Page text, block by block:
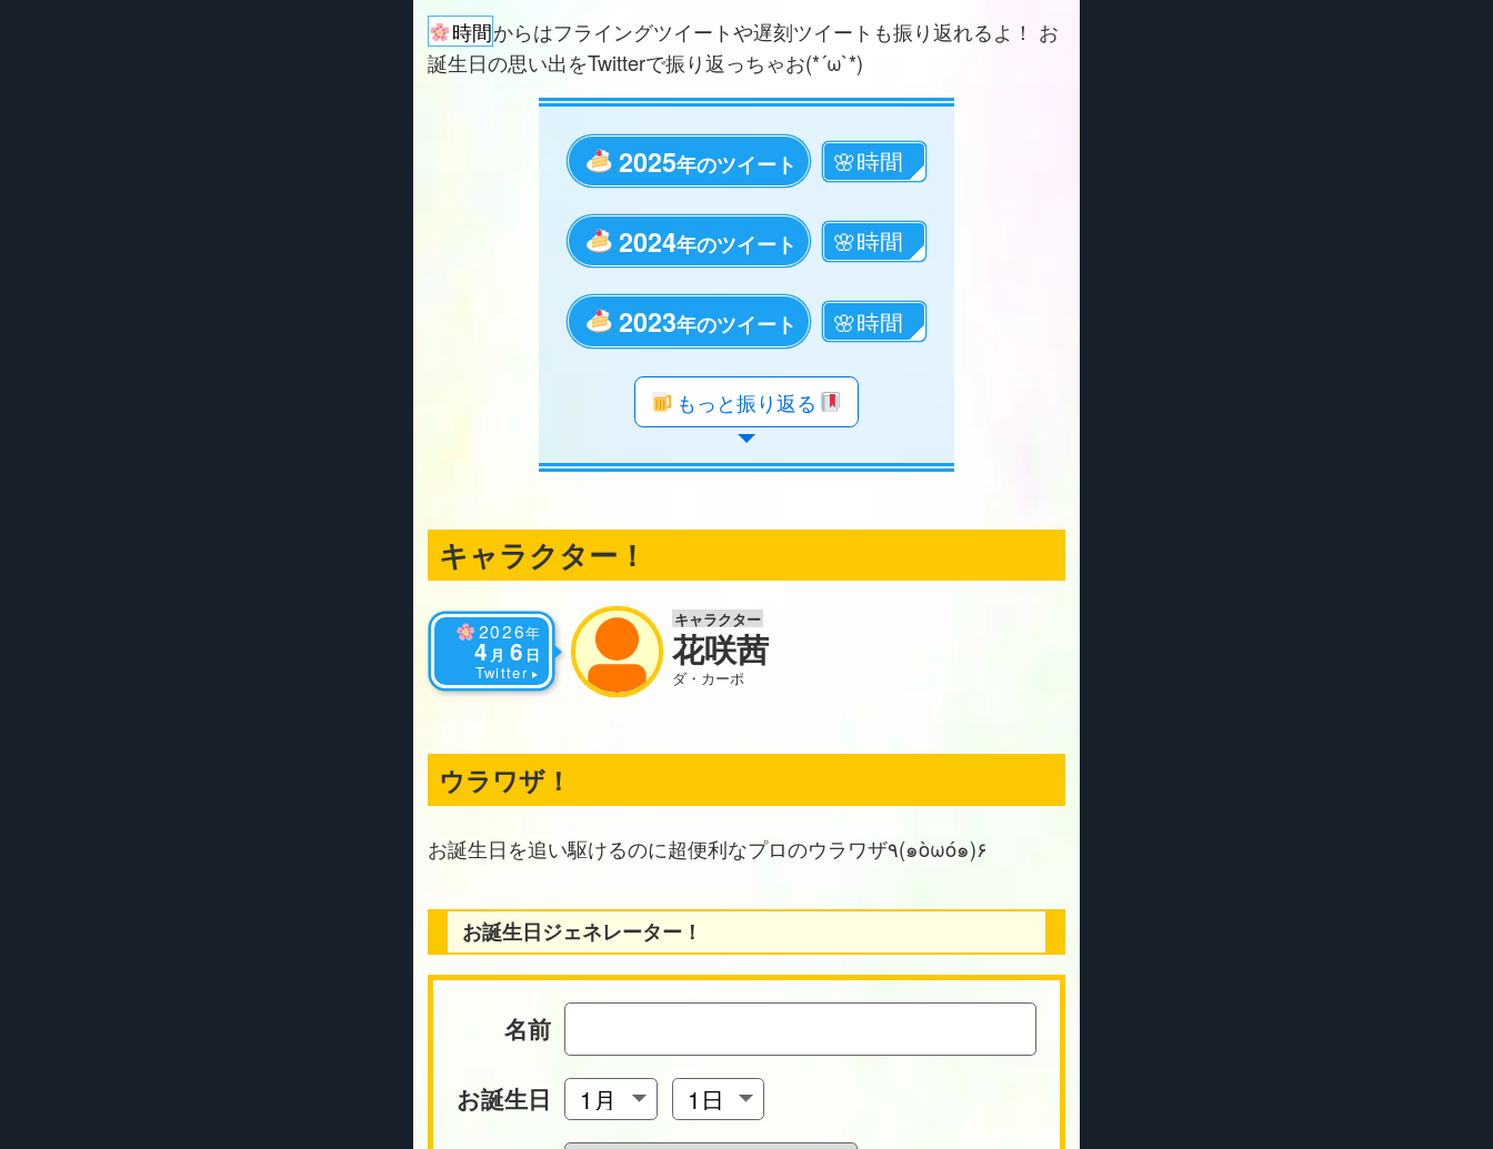
時間からはフライングツイートや遅刻ツイートも振り返れるよ！ お
誕生日の思い出をTwitterで振り返っちゃお(*´ω`*)
2025年のツイート
2024年のツイート
2023年のツイート
年のツイート
年のツイート
年のツイート
年のツイート
年のツイート
年のツイート
年のツイート
年のツイート
年のツイート
年のツイート
年のツイート
年のツイート
年のツイート
年のツイート
年のツイート
年のツイート
年のツイート
もっと振り返る
キャラクター！
2026年
4 月 6 日
Twitter
キャラクター
花咲茜
ダ・カーポ
ウラワザ！
お誕生日を追い駆けるのに超便利なプロのウラワザ٩(๑òωó๑)۶
お誕生日ジェネレーター！
名前
お誕生日